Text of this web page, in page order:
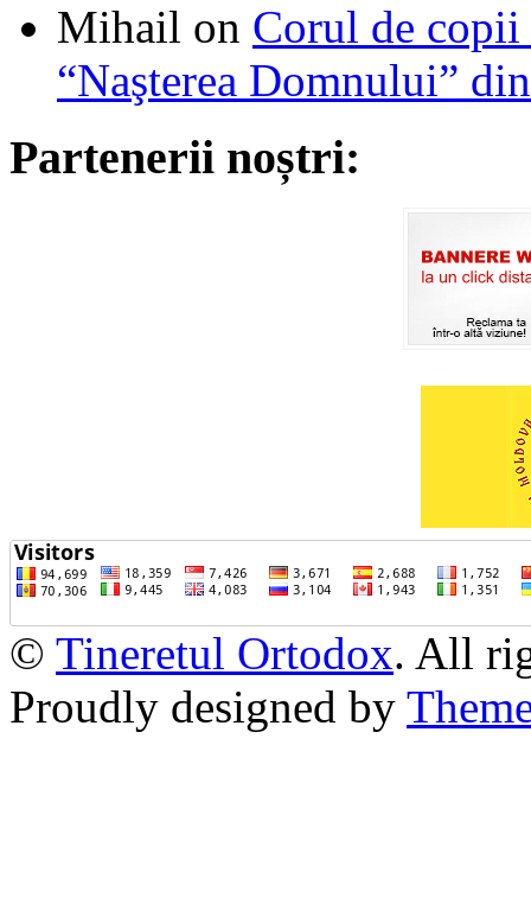
Mihail on Corul de
“Naşterea Domnului”
Partenerii noștri:
© Tineretul Ortodox. All
Proudly designed by